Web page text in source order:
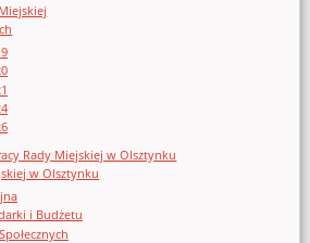
Rady Miejskiej w Olsztynku
w Olsztynku
i Budżetu